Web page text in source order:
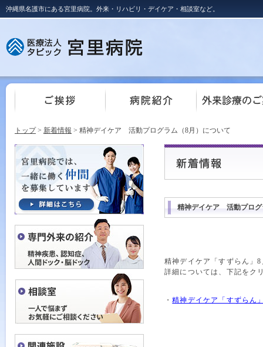
沖縄県名護市にある宮里病院。外来・リハビリ・デイケア・相談室など。
トップ> 新着情報 > 精神デイケア 活動プログラム（8月）について
精神デイケア 活動プログ
精神デイケア「すずらん」
詳細については、下記をク
・精神デイケア「すずら